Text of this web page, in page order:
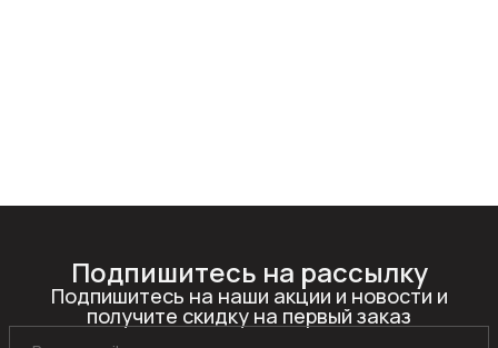
Подпишитесь на рассылку
Подпишитесь на наши акции и новости и
получите скидку на первый заказ